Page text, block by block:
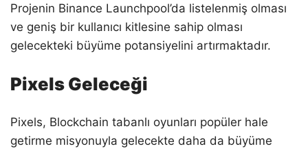
Projenin Binance Launchpool’da listelenmiş olması
ve geniş bir kullanıcı kitlesine sahip olması
gelecekteki büyüme potansiyelini artırmaktadır.
Pixels Geleceği
Pixels, Blockchain tabanlı oyunları popüler hale
getirme misyonuyla gelecekte daha da büyüme